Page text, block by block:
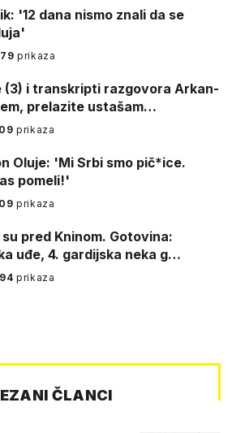
'12 dana nismo znali da se
prikaza
(3) i transkripti razgovora Arkan-
prelazite ustašam…
prikaza
Oluje: 'Mi Srbi smo pič*ice.
pomeli!'
prikaza
uđe, 4. gardijska neka g…
prikaza
ČLANCI